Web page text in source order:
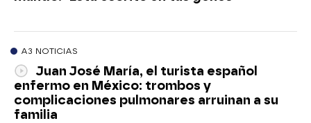
A3 NOTICIAS
Juan José María, el turista español
enfermo en México: trombos y
complicaciones pulmonares arruinan a su
familia